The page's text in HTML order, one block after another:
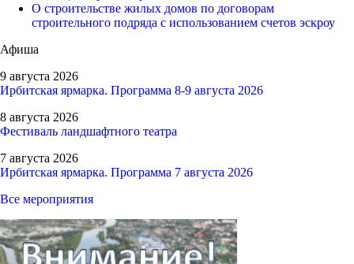
О строительстве жилых домов по договорам
строительного подряда с использованием счетов эскроу
Афиша
9 августа 2026
Ирбитская ярмарка. Программа 8-9 августа 2026
8 августа 2026
Фестиваль ландшафтного театра
7 августа 2026
Ирбитская ярмарка. Программа 7 августа 2026
Все мероприятия